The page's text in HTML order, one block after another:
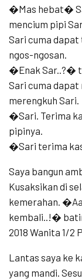
�Mas hebat�
mencium pipi
Sari cuma dapat
ngos-ngosan.
�Enak Sar..?�
Sari cuma dapat
merengkuh Sari.
�Sari. Terima
pipinya.
�Sari terima
Saya bangun
Kusaksikan di
kemerahan.
kembali..!�
2018 Wanita 1/2
Lantas saya ke
yang mandi.